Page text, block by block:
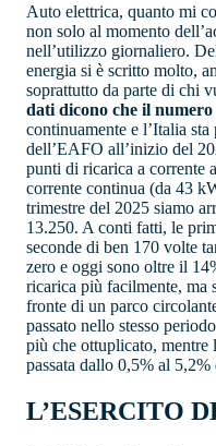
Auto elettrica, quanto mi
non solo al momento
nell’utilizzo giornaliero.
energia si è scritto molto,
soprattutto da parte di chi
dati dicono che il numero
continuamente e l’Italia
dell’EAFO all’inizio del
punti di ricarica a corrente
corrente continua (da 43
trimestre del 2025 siamo
13.250. A conti fatti, le
seconde di ben 170 volte
zero e oggi sono oltre il
ricarica più facilmente, ma
fronte di un parco
passato nello stesso
più che ottuplicato,
passata dallo 0,5% al
L’ESERCITO